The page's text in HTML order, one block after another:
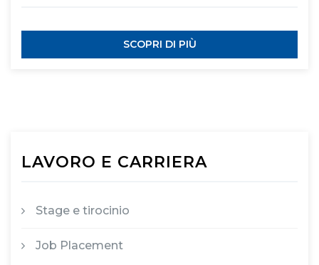
SCOPRI DI PIÙ
LAVORO E CARRIERA
Stage e tirocinio
Job Placement